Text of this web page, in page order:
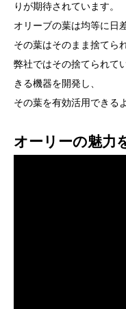
りが期待されています。
オリーブの葉は均等に日
その葉はそのまま捨てら
弊社ではその捨てられて
きる機器を開発し、
その葉を有効活用できる
オーリーの魅力